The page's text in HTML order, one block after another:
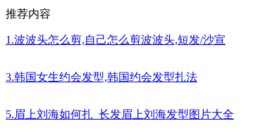
推荐内容
1.波波头怎么剪,自己怎么剪波波头,短发/沙宣
3.韩国女生约会发型,韩国约会发型扎法
5.眉上刘海如何扎_长发眉上刘海发型图片大全